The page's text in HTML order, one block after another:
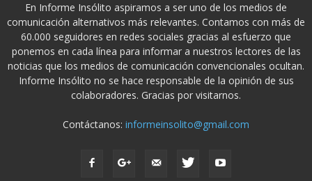
En Informe Insólito aspiramos a ser uno de los medios de
comunicación alternativos más relevantes. Contamos con más de
60.000 seguidores en redes sociales gracias al esfuerzo que
ponemos en cada línea para informar a nuestros lectores de las
noticias que los medios de comunicación convencionales ocultan.
Informe Insólito no se hace responsable de la opinión de sus
colaboradores. Gracias por visitarnos.
Contáctanos: informeinsolito@gmail.com